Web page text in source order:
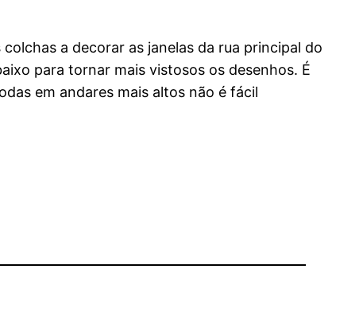
a decorar as janelas da rua principal do
para tornar mais vistosos os desenhos. É
em andares mais altos não é fácil